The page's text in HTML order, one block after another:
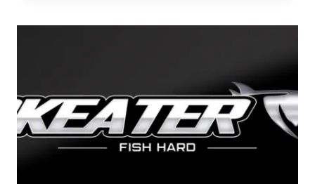
WAS
EEN
DAVEREND
SUCCES!